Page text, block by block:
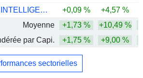
NIQ GLOBAL INTELLIGENCE PLC
+0,09 % +4,57 %
Moyenne
+1,73 % +10,49 %
par Capi.
+1,75 % +9,00 %
sectorielles